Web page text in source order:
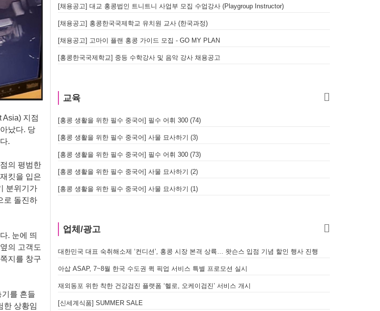
Asia) 지점
났다. 당
.
의 평범한
킷을 입은
분위기가
로 돌진하
. 눈에 띄
의 고객도
지를 창구
를 흔들
한 상황임
[채용공고] 대교 홍콩법인 트니트니 사업부 모집 수업강사 (Playgroup Instructor)
[채용공고] 홍콩한국국제학교 유치원 교사 (한국과정)
[채용공고] 고마이 플랜 홍콩 가이드 모집 - GO MY PLAN
[홍콩한국국제학교] 중등 수학강사 및 음악 강사 채용공고
교육
[홍콩 생활을 위한 필수 중국어] 필수 어휘 300 (74)
[홍콩 생활을 위한 필수 중국어] 사물 묘사하기 (3)
[홍콩 생활을 위한 필수 중국어] 필수 어휘 300 (73)
[홍콩 생활을 위한 필수 중국어] 사물 묘사하기 (2)
[홍콩 생활을 위한 필수 중국어] 사물 묘사하기 (1)
업체/광고
대한민국 대표 숙취해소제 ‘컨디션’, 홍콩 시장 본격 상륙… 왓슨스 입점 기념 할인 행사 진행
아삽 ASAP, 7~8월 한국 수도권 퀵 픽업 서비스 특별 프로모션 실시
재외동포 위한 착한 건강검진 플랫폼 ‘헬로, 오케이검진’ 서비스 개시
[신세계식품] SUMMER SALE